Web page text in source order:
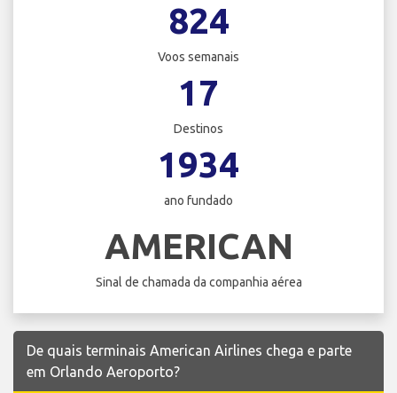
824
Voos semanais
17
Destinos
1934
ano fundado
AMERICAN
Sinal de chamada da companhia aérea
De quais terminais American Airlines chega e parte
em Orlando Aeroporto?